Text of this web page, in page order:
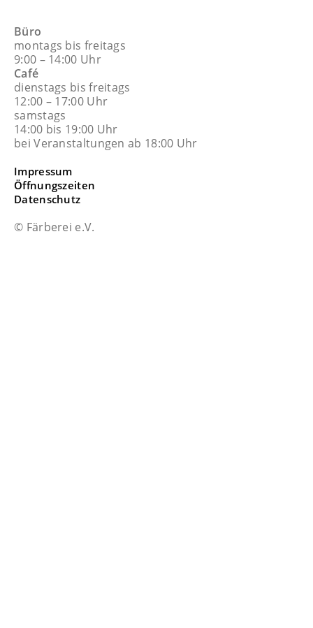
Büro
montags bis freitags
9:00 – 14:00 Uhr
Café
dienstags bis freitags
12:00 – 17:00 Uhr
samstags
14:00 bis 19:00 Uhr
bei Veranstaltungen ab 18:00 Uhr
Impressum
Öffnungszeiten
Datenschutz
© Färberei e.V.